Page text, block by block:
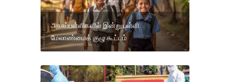
அரசுப்பள்ளிகளில் இன்று பள்ளி
மேலாண்மைக் குழு கூட்டம்